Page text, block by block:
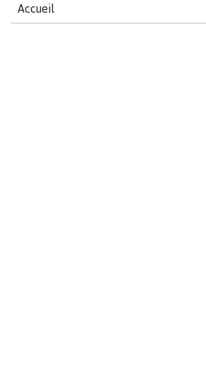
Accueil